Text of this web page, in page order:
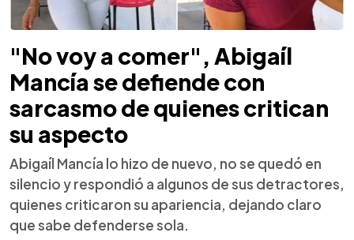
"No voy a comer", Abigaíl
Mancía se defiende con
sarcasmo de quienes critican
su aspecto
Abigaíl Mancía lo hizo de nuevo, no se quedó en
silencio y respondió a algunos de sus detractores,
quienes criticaron su apariencia, dejando claro
que sabe defenderse sola.